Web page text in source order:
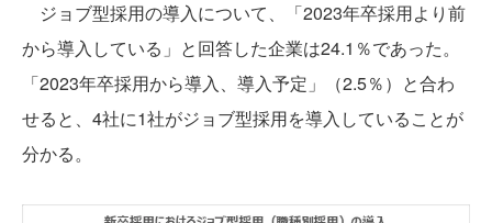
ジョブ型採用の導入について、「2023年卒採用より前
から導入している」と回答した企業は24.1％であった。
「2023年卒採用から導入、導入予定」（2.5％）と合わ
せると、4社に1社がジョブ型採用を導入していることが
分かる。